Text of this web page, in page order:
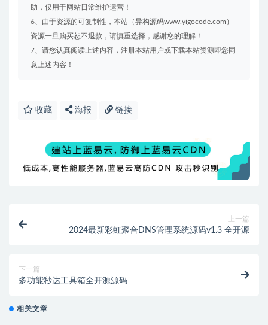
助，仅用于网站日常维护运营！
6、由于资源的可复制性，本站（异构源码www.yigocode.com）
资源一旦购买恕不退款，请慎重选择，感谢您的理解！
7、请您认真阅读上述内容，注册本站用户或下载本站资源即您同
意上述内容！
收藏 海报 链接
上一篇
2024最新彩虹聚合DNS管理系统源码v1.3 全开源
下一篇
多功能秒达工具箱全开源源码
相关文章